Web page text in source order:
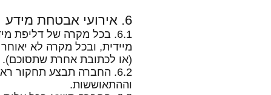
6. אירועי אבטחת מידע
6.1. בכל מקרה של דליפת
מיידית, ובכל מקרה לא יאוחר מ-12 שעות מהמועד בו נודע לה על האירוע. הדיווח
(או לכתובת אחרת שתסוכם).
6.2. החברה תבצע תחקור
וההתאוששות.